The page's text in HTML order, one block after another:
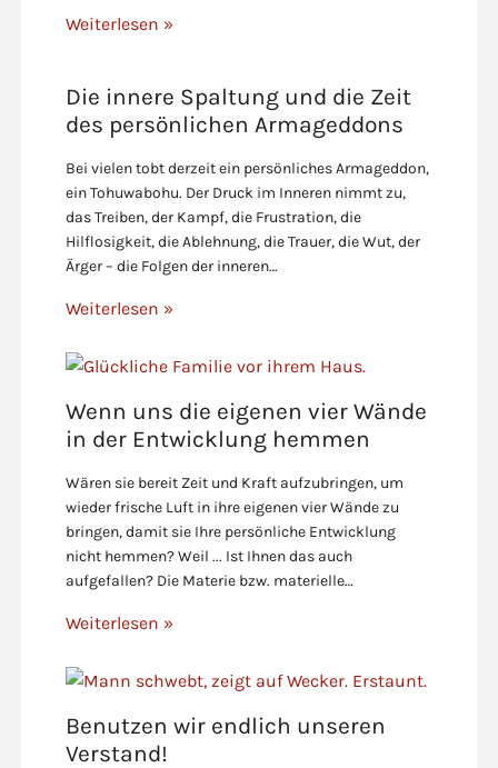
Weiterlesen »
Die innere Spaltung und die Zeit
des persönlichen Armageddons
Bei vielen tobt derzeit ein persönliches Armageddon,
ein Tohuwabohu. Der Druck im Inneren nimmt zu,
das Treiben, der Kampf, die Frustration, die
Hilflosigkeit, die Ablehnung, die Trauer, die Wut, der
Ärger – die Folgen der inneren…
Weiterlesen »
Wenn uns die eigenen vier Wände
in der Entwicklung hemmen
Wären sie bereit Zeit und Kraft aufzubringen, um
wieder frische Luft in ihre eigenen vier Wände zu
bringen, damit sie Ihre persönliche Entwicklung
nicht hemmen? Weil ... Ist Ihnen das auch
aufgefallen? Die Materie bzw. materielle…
Weiterlesen »
Benutzen wir endlich unseren
Verstand!